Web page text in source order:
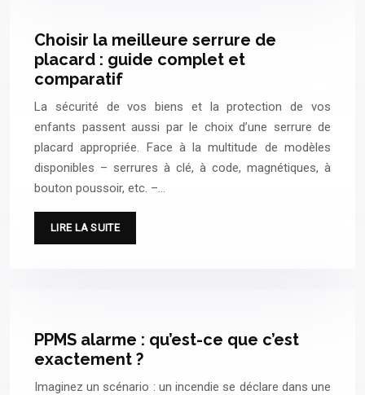
Choisir la meilleure serrure de
placard : guide complet et
comparatif
La sécurité de vos biens et la protection de vos
enfants passent aussi par le choix d’une serrure de
placard appropriée. Face à la multitude de modèles
disponibles – serrures à clé, à code, magnétiques, à
bouton poussoir, etc. –…
LIRE LA SUITE
PPMS alarme : qu’est-ce que c’est
exactement ?
Imaginez un scénario : un incendie se déclare dans une